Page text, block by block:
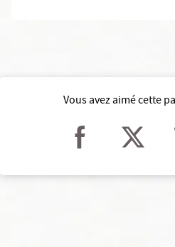
Vous avez aimé cette